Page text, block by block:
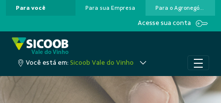
Pular para o Conteúdo principal
Para você Para sua Empresa Para o Agronegócio
Acesse sua conta
Você está em: Sicoob Vale do Vinho